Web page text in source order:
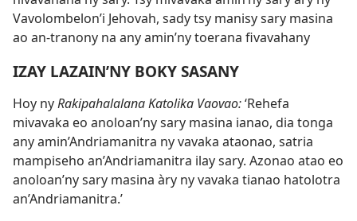
Vavolombelon’i Jehovah, sady tsy manisy sary masina
ao an-tranony na any amin’ny toerana fivavahany
IZAY LAZAIN’NY BOKY SASANY
Hoy nyRakipahalalana Katolika Vaovao:‘Rehefa
mivavaka eo anoloan’ny sary masina ianao, dia tonga
any amin’Andriamanitra ny vavaka ataonao, satria
mampiseho an’Andriamanitra ilay sary. Azonao atao eo
anoloan’ny sary masina àry ny vavaka tianao hatolotra
an’Andriamanitra.’